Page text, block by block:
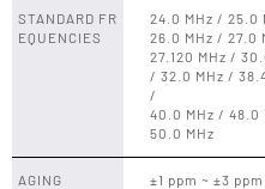
STANDARD FR
EQUENCIES
24.0 MHz / 25.0
26.0 MHz / 27.0
27.120 MHz /
/ 32.0 MHz /
/
40.0 MHz / 48.0
50.0 MHz
AGING
±1 ppm ~ ±3 ppm